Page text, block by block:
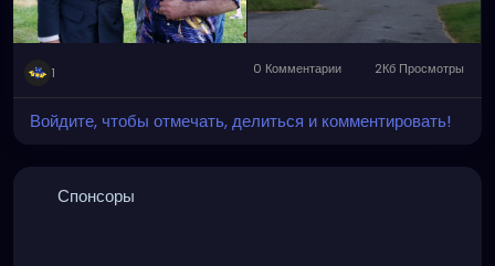
1 0 Комментарии 2Кб Просмотры
Войдите, чтобы отмечать, делиться и комментировать!
Спонсоры